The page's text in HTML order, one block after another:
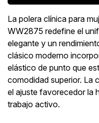
La polera clínica para
WW2875 redefine el
elegante y un
clásico moderno
elástico de punto que
comodidad superior. La
el ajuste favorecedor la
trabajo activo.